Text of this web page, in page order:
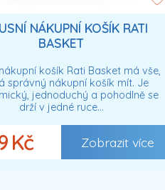
NÁKUPNÍ KOŠÍK RATI
BASKET
košík Rati Basket má vše,
správný nákupní košík mít. Je
jednoduchý a pohodlně se
drží v jedné ruce…
Kč Zobrazit více